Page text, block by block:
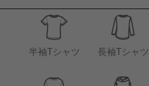
半袖Tシャツ 長袖Tシャツ